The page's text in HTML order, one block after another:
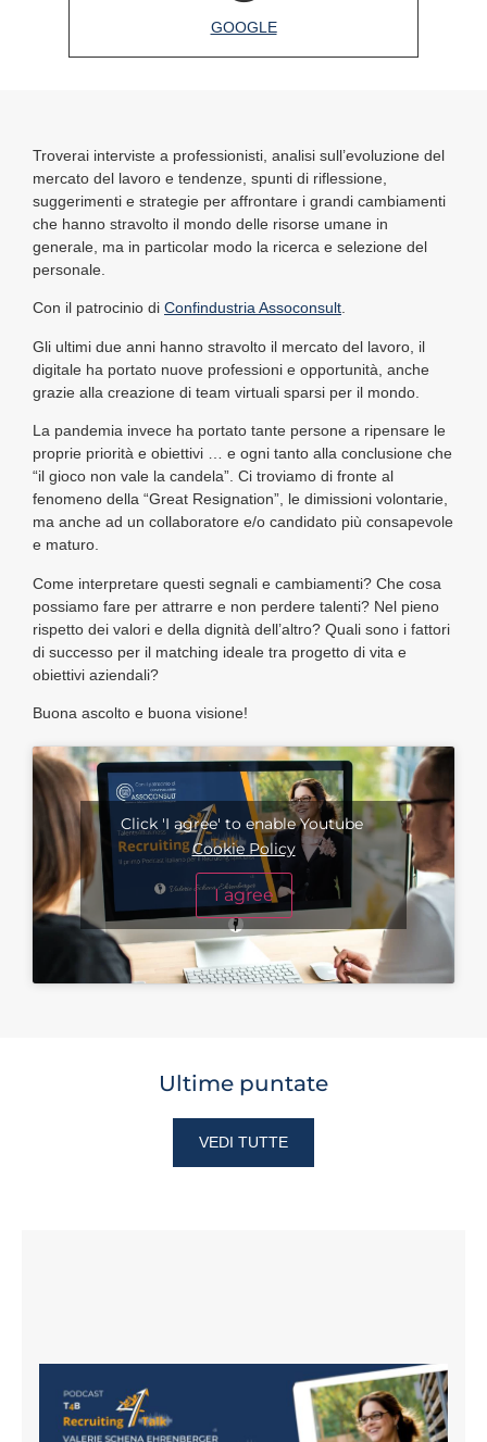
GOOGLE
Troverai interviste a professionisti, analisi sull’evoluzione del
mercato del lavoro e tendenze, spunti di riflessione,
suggerimenti e strategie per affrontare i grandi cambiamenti
che hanno stravolto il mondo delle risorse umane in
generale, ma in particolar modo la ricerca e selezione del
personale.
Con il patrocinio di Confindustria Assoconsult.
Gli ultimi due anni hanno stravolto il mercato del lavoro, il
digitale ha portato nuove professioni e opportunità, anche
grazie alla creazione di team virtuali sparsi per il mondo.
La pandemia invece ha portato tante persone a ripensare le
proprie priorità e obiettivi … e ogni tanto alla conclusione che
“il gioco non vale la candela”. Ci troviamo di fronte al
fenomeno della “Great Resignation”, le dimissioni volontarie,
ma anche ad un collaboratore e/o candidato più consapevole
e maturo.
Come interpretare questi segnali e cambiamenti? Che cosa
possiamo fare per attrarre e non perdere talenti? Nel pieno
rispetto dei valori e della dignità dell’altro? Quali sono i fattori
di successo per il matching ideale tra progetto di vita e
obiettivi aziendali?
Buona ascolto e buona visione!
Click 'I agree' to enable Youtube
Cookie Policy
I agree
Ultime puntate
VEDI TUTTE